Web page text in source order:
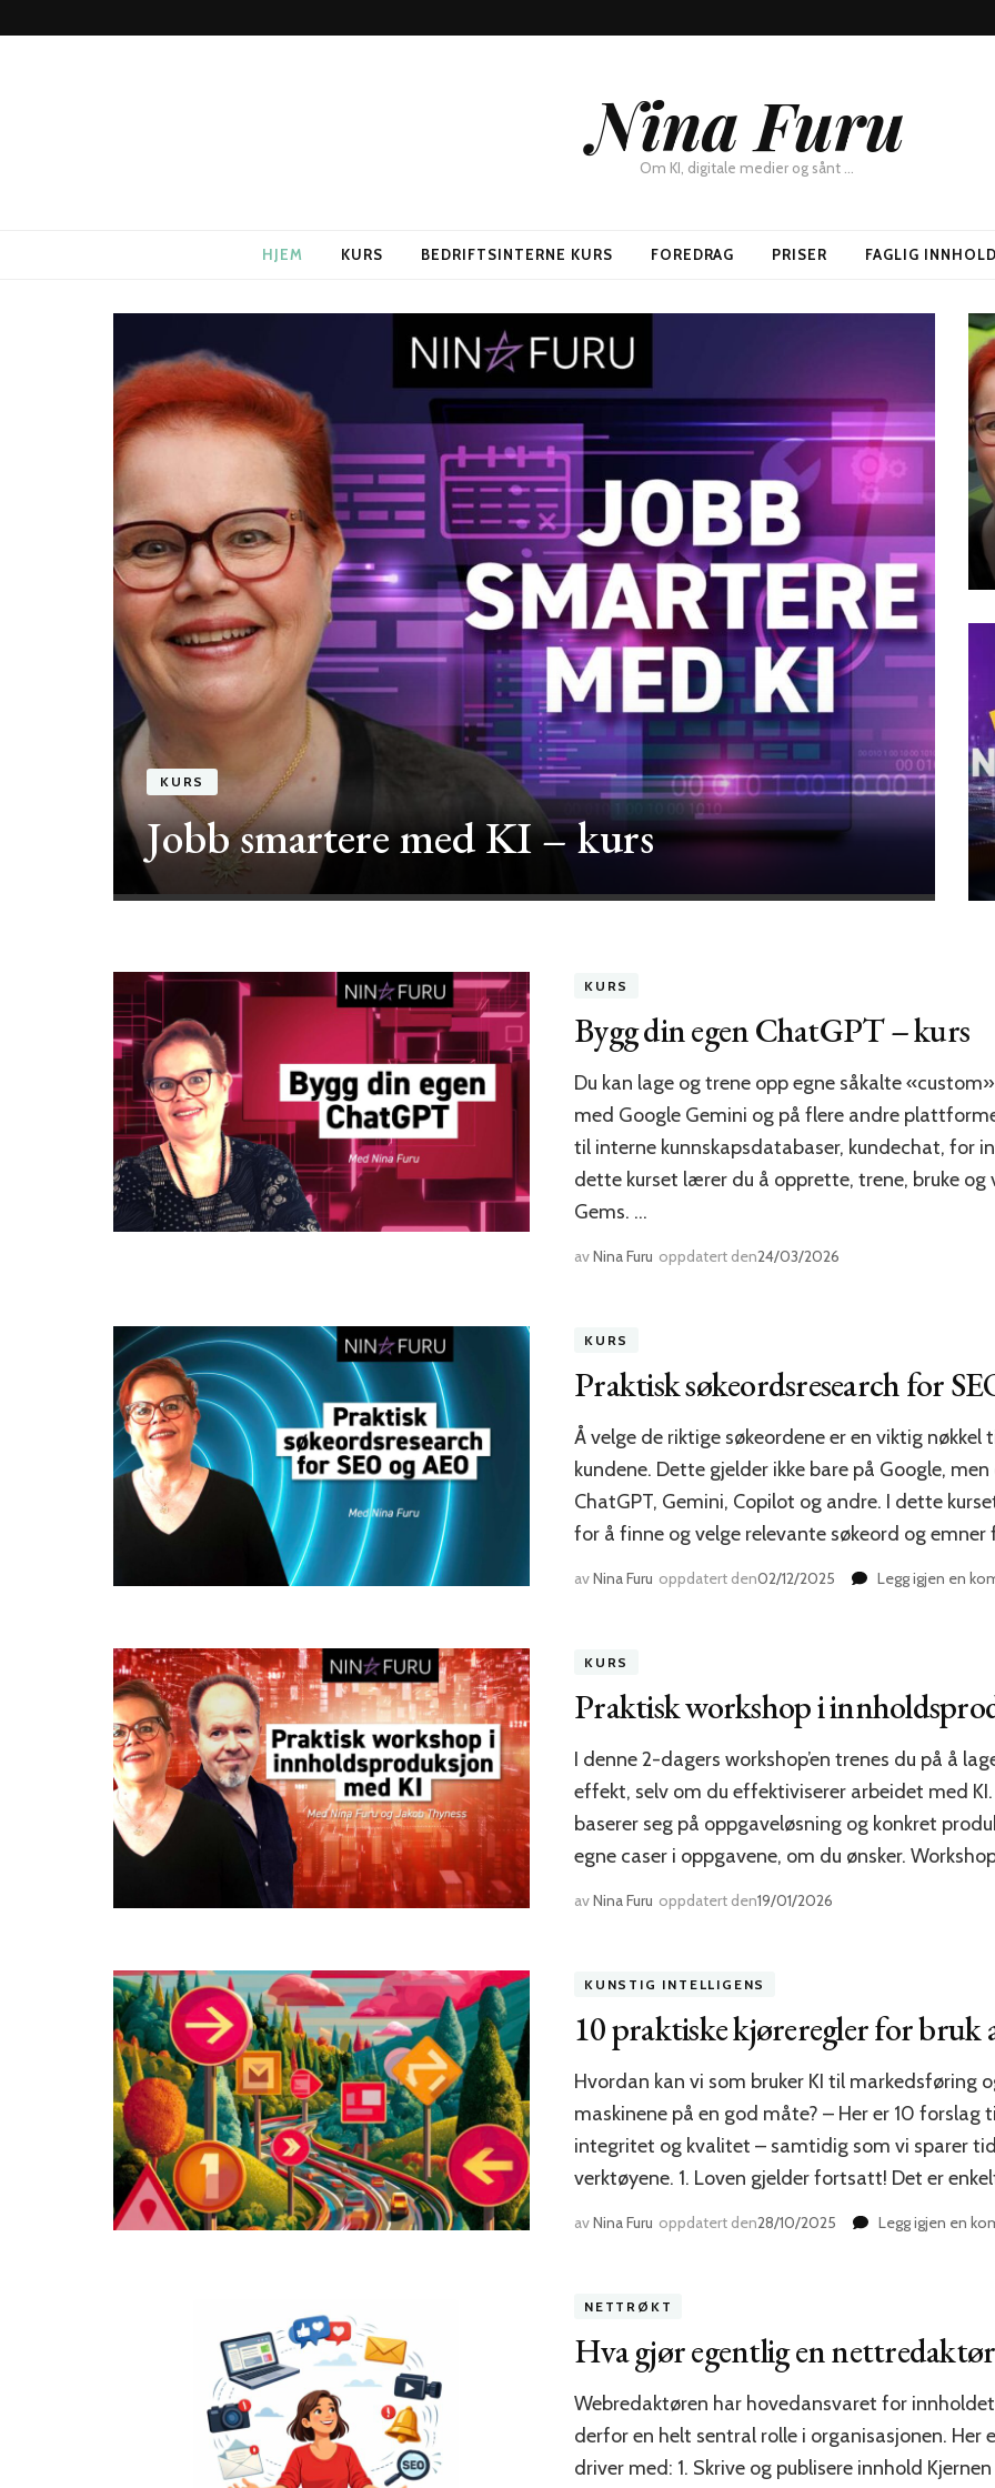
Nina Furu
Om KI, digitale medier og sånt …
HJEM KURS BEDRIFTSINTERNE KURS FOREDRAG PRISER FAGLIG INNHOLD
KURS
Jobb smartere med KI – kurs
KURS
Bygg din egen ChatGPT – kurs
Du kan lage og trene opp egne såkalte
med Google Gemini og på flere andre
til interne kunnskapsdatabaser, kundechat, for
dette kurset lærer du å opprette, trene, bruke og
Gems. …
avNina Furu oppdatert den24/03/2026
KURS
Praktisk søkeordsresearch for
Å velge de riktige søkeordene er en viktig
kundene. Dette gjelder ikke bare på Google,
ChatGPT, Gemini, Copilot og andre. I dette
for å finne og velge relevante søkeord og emner
avNina Furu oppdatert den02/12/2025 Legg igjen en
KURS
Praktisk workshop i
I denne 2-dagers workshop’en trenes du på å
effekt, selv om du effektiviserer arbeidet med KI.
baserer seg på oppgaveløsning og konkret
egne caser i oppgavene, om du ønsker.
avNina Furu oppdatert den19/01/2026
KUNSTIG INTELLIGENS
10 praktiske kjøreregler for bruk
Hvordan kan vi som bruker KI til markedsføring
maskinene på en god måte? – Her er 10 forslag
integritet og kvalitet – samtidig som vi sparer
verktøyene. 1. Loven gjelder fortsatt! Det er
avNina Furu oppdatert den28/10/2025 Legg igjen en
NETTRØKT
Hva gjør egentlig en
Webredaktøren har hovedansvaret for
derfor en helt sentral rolle i organisasjonen.
driver med: 1. Skrive og publisere innhold